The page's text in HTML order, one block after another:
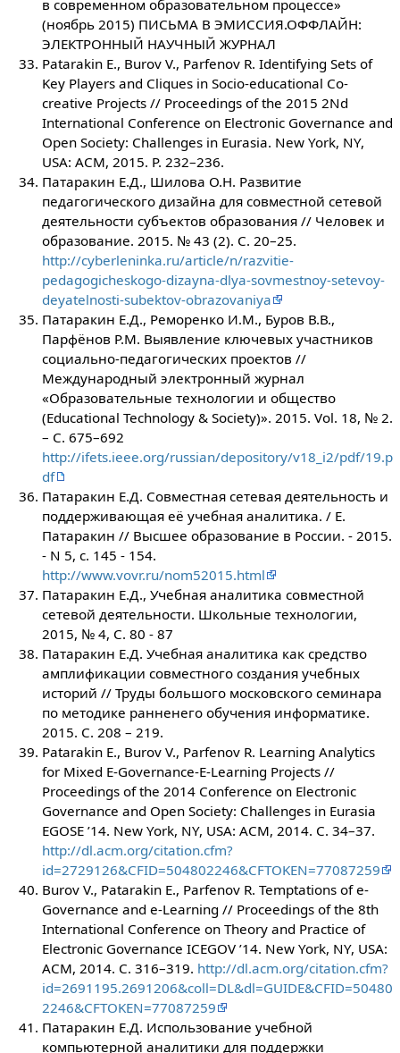
в современном образовательном процессе»
(ноябрь 2015) ПИСЬМА В ЭМИССИЯ.ОФФЛАЙН:
ЭЛЕКТРОННЫЙ НАУЧНЫЙ ЖУРНАЛ
Patarakin E., Burov V., Parfenov R. Identifying Sets of
Key Players and Cliques in Socio-educational Co-
creative Projects // Proceedings of the 2015 2Nd
International Conference on Electronic Governance and
Open Society: Challenges in Eurasia. New York, NY,
USA: ACM, 2015. P. 232–236.
Патаракин Е.Д., Шилова О.Н. Развитие
педагогического дизайна для совместной сетевой
деятельности субъектов образования // Человек и
образование. 2015. № 43 (2). C. 20–25.
http://cyberleninka.ru/article/n/razvitie-
pedagogicheskogo-dizayna-dlya-sovmestnoy-setevoy-
deyatelnosti-subektov-obrazovaniya
Патаракин Е.Д., Реморенко И.М., Буров В.В.,
Парфёнов Р.М. Выявление ключевых участников
социально-педагогических проектов //
Международный электронный журнал
«Образовательные технологии и общество
(Educational Technology & Society)». 2015. Vol. 18, № 2.
– С. 675–692
http://ifets.ieee.org/russian/depository/v18_i2/pdf/19.p
df
Патаракин Е.Д. Совместная сетевая деятельность и
поддерживающая её учебная аналитика. / Е.
Патаракин // Высшее образование в России. - 2015.
- N 5, c. 145 - 154.
http://www.vovr.ru/nom52015.html
Патаракин Е.Д., Учебная аналитика совместной
сетевой деятельности. Школьные технологии,
2015, № 4, С. 80 - 87
Патаракин Е.Д. Учебная аналитика как средство
амплификации совместного создания учебных
историй // Труды большого московского семинара
по методике ранненего обучения информатике.
2015. С. 208 – 219.
Patarakin E., Burov V., Parfenov R. Learning Analytics
for Mixed E-Governance-E-Learning Projects //
Proceedings of the 2014 Conference on Electronic
Governance and Open Society: Challenges in Eurasia
EGOSE ’14. New York, NY, USA: ACM, 2014. С. 34–37.
http://dl.acm.org/citation.cfm?
id=2729126&CFID=504802246&CFTOKEN=77087259
Burov V., Patarakin E., Parfenov R. Temptations of e-
Governance and e-Learning // Proceedings of the 8th
International Conference on Theory and Practice of
Electronic Governance ICEGOV ’14. New York, NY, USA:
ACM, 2014. С. 316–319. http://dl.acm.org/citation.cfm?
id=2691195.2691206&coll=DL&dl=GUIDE&CFID=50480
2246&CFTOKEN=77087259
Патаракин Е.Д. Использование учебной
компьютерной аналитики для поддержки